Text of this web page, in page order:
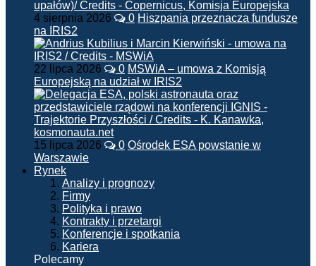
4 sierpnia 2026 0 Hiszpania przeznacza fundusze
na IRIS2
22 lipca 2026 0 MSWiA – umowa z Komisją
Europejską na udział w IRIS2
15 lipca 2026 0 Ośrodek ESA powstanie w
Warszawie
Rynek
Analizy i prognozy
Firmy
Polityka i prawo
Kontrakty i przetargi
Konferencje i spotkania
Kariera
Polecamy